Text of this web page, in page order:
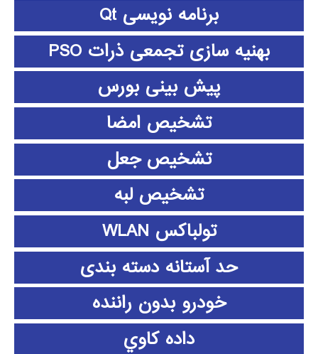
برنامه نویسی Qt
بهنیه سازی تجمعی ذرات PSO
پیش بینی بورس
تشخیص امضا
تشخیص جعل
تشخیص لبه
تولباکس WLAN
حد آستانه دسته بندی
خودرو بدون راننده
داده كاوي